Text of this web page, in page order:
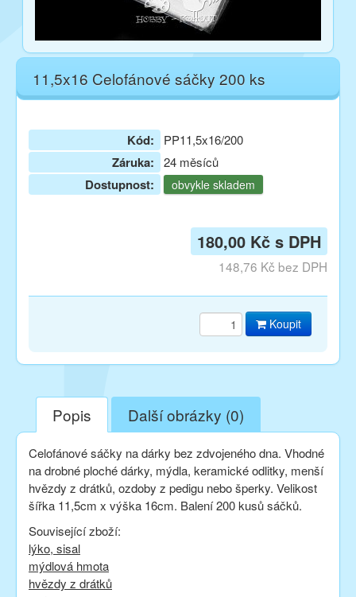
11,5x16 Celofánové sáčky 200 ks
Kód: PP11,5x16/200
Záruka: 24 měsíců
Dostupnost: obvykle skladem
180,00 Kč s DPH
148,76 Kč bez DPH
Koupit
Popis Další obrázky (0)
Celofánové sáčky na dárky bez zdvojeného dna. Vhodné
na drobné ploché dárky, mýdla, keramické odlitky, menší
hvězdy z drátků, ozdoby z pedigu nebo šperky. Velikost
šířka 11,5cm x výška 16cm. Balení 200 kusů sáčků.
Související zboží:
lýko, sisal
mýdlová hmota
hvězdy z drátků